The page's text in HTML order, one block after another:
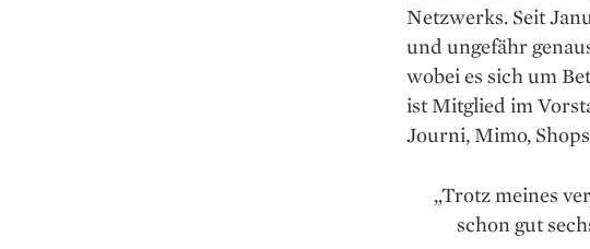
Netzwerks. Seit
und ungefähr
wobei es sich um
ist Mitglied im
Journi, Mimo,
„Trotz meines
schon gut